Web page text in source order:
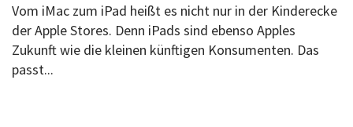
Vom iMac zum iPad heißt es nicht nur in der Kinderecke
der Apple Stores. Denn iPads sind ebenso Apples
Zukunft wie die kleinen künftigen Konsumenten. Das
passt...